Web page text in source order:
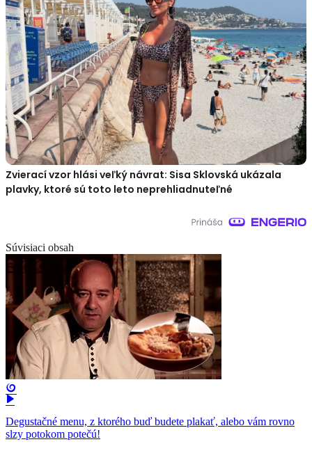
Zvierací vzor hlási veľký návrat: Sisa Sklovská ukázala
plavky, ktoré sú toto leto neprehliadnuteľné
Súvisiaci obsah
Degustačné menu, z ktorého buď budete plakať, alebo vám rovno
slzy potokom potečú!